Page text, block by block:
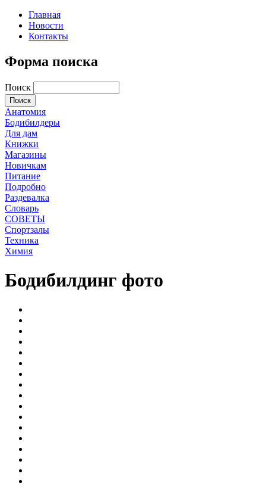
Главная
Новости
Контакты
Форма поиска
Поиск
Анатомия
Бодибилдеры
Для дам
Книжки
Магазины
Новичкам
Питание
Подробно
Раздевалка
Словарь
СОВЕТЫ
Спортзалы
Техника
Химия
Бодибилдинг фото